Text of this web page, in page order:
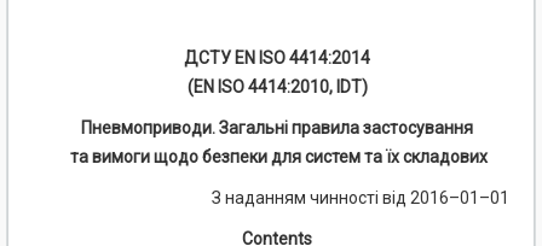
ДСТУ EN ISO 4414:2014
(EN ISO 4414:2010, IDT)
Пневмоприводи. Загальні правила застосування
та вимоги щодо безпеки для систем та їх складових
З наданням чинності від 2016–01–01
Contents